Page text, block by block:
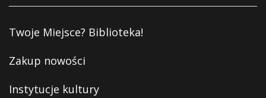
Twoje Miejsce? Biblioteka!
Zakup nowości
Instytucje kultury